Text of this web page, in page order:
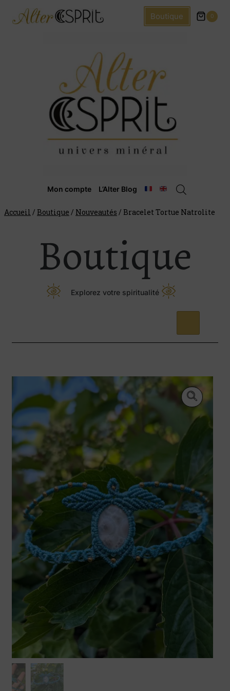
Boutique 0
Mon compte L’Alter Blog
Accueil / Boutique / Nouveautés / Bracelet Tortue Natrolite
Boutique
Explorez votre spiritualité